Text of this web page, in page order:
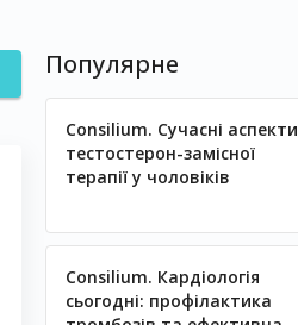
Популярне
Consilium. Сучасні аспекти
тестостерон-замісної
терапії у чоловіків
Consilium. Кардіологія
сьогодні: профілактика